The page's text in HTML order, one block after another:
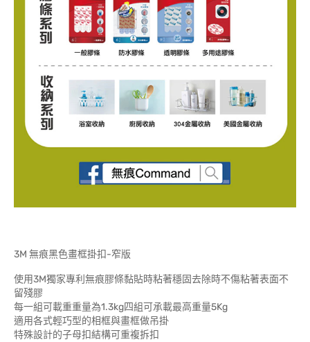
3M 無痕黑色畫框掛扣-窄版
使用3M獨家專利無痕膠條黏貼時粘著穩固去除時不傷粘著表面不
留殘膠
每一組可載重重量為1.3kg四組可承載最高重量5Kg
適用各式輕巧型的相框與畫框做吊掛
特殊設計的子母扣結構可重複拆扣